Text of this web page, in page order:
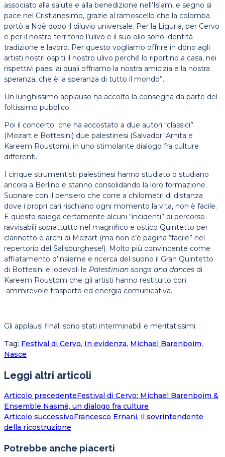
associato alla salute e alla benedizione nell’Islam, e segno si
pace nel Cristianesimo, grazie al ramoscello che la colomba
portò a Noè dopo il diluvio universale. Per la Liguria, per Cervo
e per il nostro territorio l’ulivo e il suo olio sono identità
tradizione e lavoro. Per questo vogliamo offrire in dono agli
artisti nostri ospiti il nostro ulivo perché lo riportino a casa, nei
rispettivi paesi ai quali offriamo la nostra amicizia e la nostra
speranza, che è la speranza di tutto il mondo”.
Un lunghissimo applauso ha accolto la consegna da parte del
foltissimo pubblico.
Poi il concerto che ha accostato a due autori “classici”
(Mozart e Bottesini) due palestinesi (Salvador ‘Arnita e
Kareem Roustom), in uno stimolante dialogo fra culture
differenti.
I cinque strumentisti palestinesi hanno studiato o studiano
ancora a Berlino e stanno consolidando la loro formazione.
Suonare con il pensiero che corre a chilometri di distanza
dove i propri cari rischiano ogni momento la vita, non è facile.
E questo spiega certamente alcuni “incidenti” di percorso
ravvisabili soprattutto nel magnifico e ostico Quintetto per
clarinetto e archi di Mozart (ma non c’è pagina “facile” nel
repertorio del Salisburghese!). Molto più convincente come
affiatamento d’insieme e ricerca del suono il Gran Quintetto
di Bottesini e lodevoli le Palestinian songs and dances di
Kareem Roustom che gli artisti hanno restituito con
ammirevole trasporto ed energia comunicativa.
Gli applausi finali sono stati interminabili e meritatissimi.
Tag: Festival di Cervo, In evidenza, Michael Barenboim,
Nasce
Leggi altri articoli
Articolo precedenteFestival di Cervo: Michael Barenboim &
Ensemble Nasmé, un dialogo fra culture
Articolo successivoFrancesco Ernani, il sovrintendente
della ricostruzione
Potrebbe anche piacerti